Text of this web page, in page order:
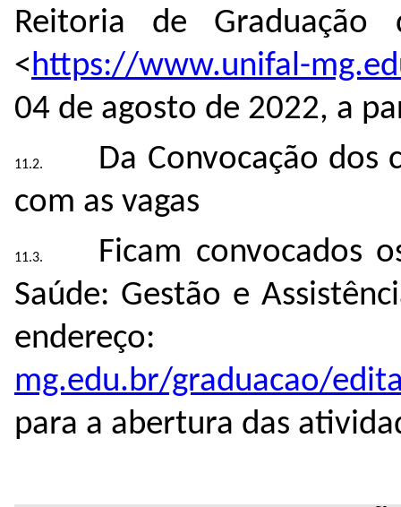
Reitoria de Graduação
<https://www.unifal-
04 de agosto de 2022, a
Da Convocação dos
com as vagas
Ficam convocados
Saúde: Gestão e
mg.edu.br/graduacao/
para a abertura das